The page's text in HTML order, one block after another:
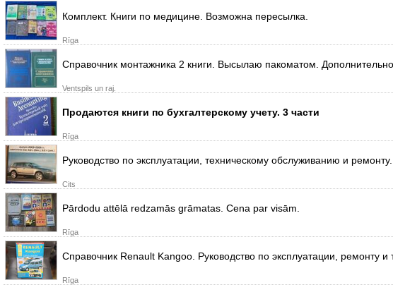
Комплект. Книги по медицине. Возможна пересылка.
Rīga
Справочник монтажника 2 книги. Высылаю пакоматом.
Ventspils un raj.
Продаются книги по бухгалтерскому учету. 3 части
Rīga
Руководство по эксплуатации, техническому обслуживанию и
Cits
Pārdodu attēlā redzamās grāmatas. Cena par visām.
Rīga
Справочник Renault Kangoo. Руководство по эксплуатации,
Rīga